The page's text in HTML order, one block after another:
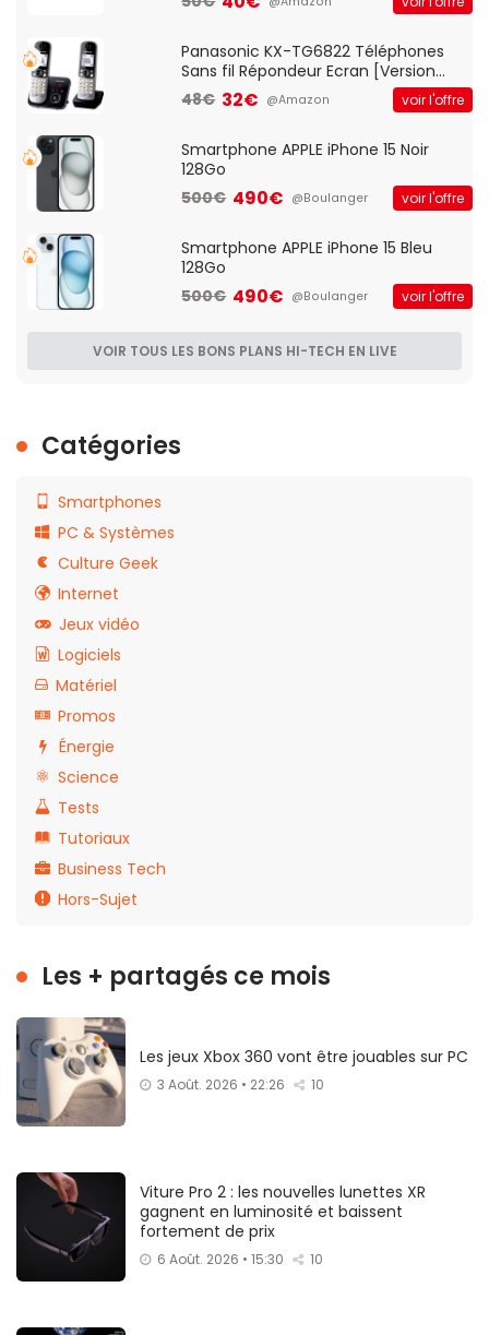
d'accès et Bridge, contrôle Parental,
Panasonic KX-TG6822 Téléphones
Sans fil Répondeur Ecran [Version
Française]
48€ 32€ @Amazon voir l'offre
Smartphone APPLE iPhone 15 Noir
128Go
500€ 490€ @Boulanger voir l'offre
Smartphone APPLE iPhone 15 Bleu
128Go
500€ 490€ @Boulanger voir l'offre
VOIR TOUS LES BONS PLANS HI-TECH EN LIVE
Catégories
Smartphones
PC & Systèmes
Culture Geek
Internet
Jeux vidéo
Logiciels
Matériel
Promos
Énergie
Science
Tests
Tutoriaux
Business Tech
Hors-Sujet
Les + partagés ce mois
Les jeux Xbox 360 vont être jouables sur PC
3 Août. 2026 • 22:26 10
Viture Pro 2 : les nouvelles lunettes XR
gagnent en luminosité et baissent
fortement de prix
6 Août. 2026 • 15:30 10